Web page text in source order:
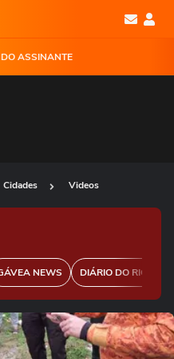
ASSINANTE
Cidades Videos
NEWS DIÁRIO DO RIO